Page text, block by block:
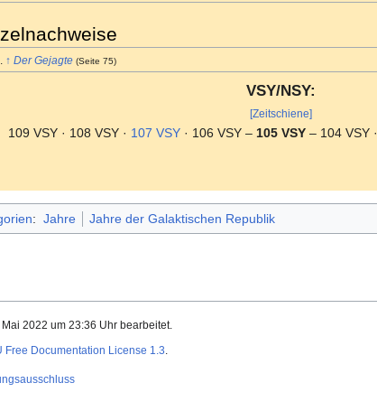
↑ Der Gejagte (Seite 75)
VSY/NSY:
[Zeitschiene]
109 VSY · 108 VSY · 107 VSY· 106 VSY – 105 VSY– 104 VSY ·
: Jahre Jahre der Galaktischen Republik
2022 um 23:36 Uhr bearbeitet.
Free Documentation License 1.3